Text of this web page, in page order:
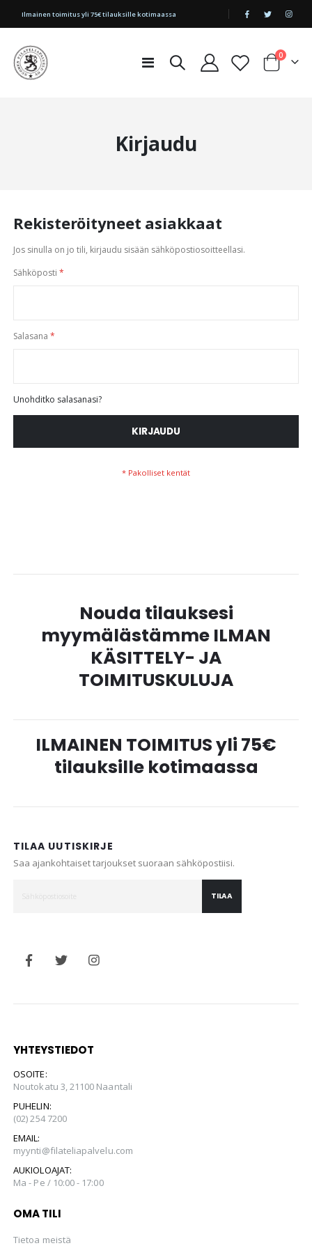
|
Ilmainen toimitus yli 75€ tilauksille kotimaassa
Toggle
Cart
0tuotetta
Kirjaudu
Rekisteröityneet asiakkaat
Jos sinulla on jo tili, kirjaudu sisään sähköpostiosoitteellasi.
Sähköposti
Salasana
Unohditko salasanasi?
KIRJAUDU
Nouda tilauksesi
myymälästämme ILMAN
KÄSITTELY- JA
TOIMITUSKULUJA
ILMAINEN TOIMITUS yli 75€
tilauksille kotimaassa
TILAA UUTISKIRJE
Saa ajankohtaiset tarjoukset suoraan sähköpostiisi.
TILAA
YHTEYSTIEDOT
OSOITE:
Noutokatu 3, 21100 Naantali
PUHELIN:
(02) 254 7200
EMAIL:
myynti@filateliapalvelu.com
AUKIOLOAJAT:
Ma - Pe / 10:00 - 17:00
OMA TILI
Tietoa meistä